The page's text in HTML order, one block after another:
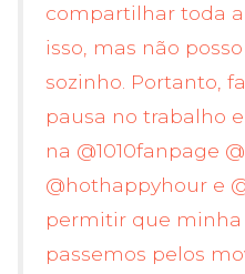
compartilhar toda
isso, mas não
sozinho. Portanto,
pausa no trabalho
na @1010fanpage
@hothappyhour e
permitir que minha
passemos pelos